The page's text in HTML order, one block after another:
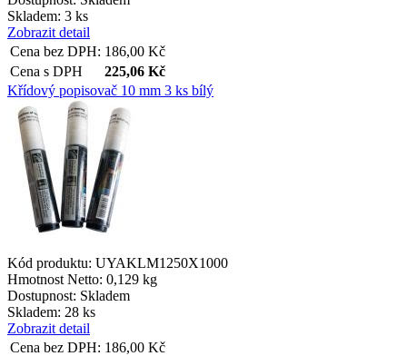
Skladem: 3 ks
Zobrazit detail
Cena bez DPH: 186,00 Kč
Cena s DPH
225,06 Kč
Křídový popisovač 10 mm 3 ks bílý
Kód produktu: UYAKLM1250X1000
Hmotnost Netto: 0,129 kg
Dostupnost: Skladem
Skladem: 28 ks
Zobrazit detail
Cena bez DPH: 186,00 Kč